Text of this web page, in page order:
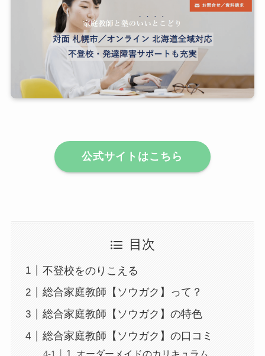
公式サイトはこちら
目次
不登校をのりこえる
総合家庭教師【ソウガク】って？
総合家庭教師【ソウガク】の特色
総合家庭教師【ソウガク】の口コミ
1. オーダーメイドのカリキュラム